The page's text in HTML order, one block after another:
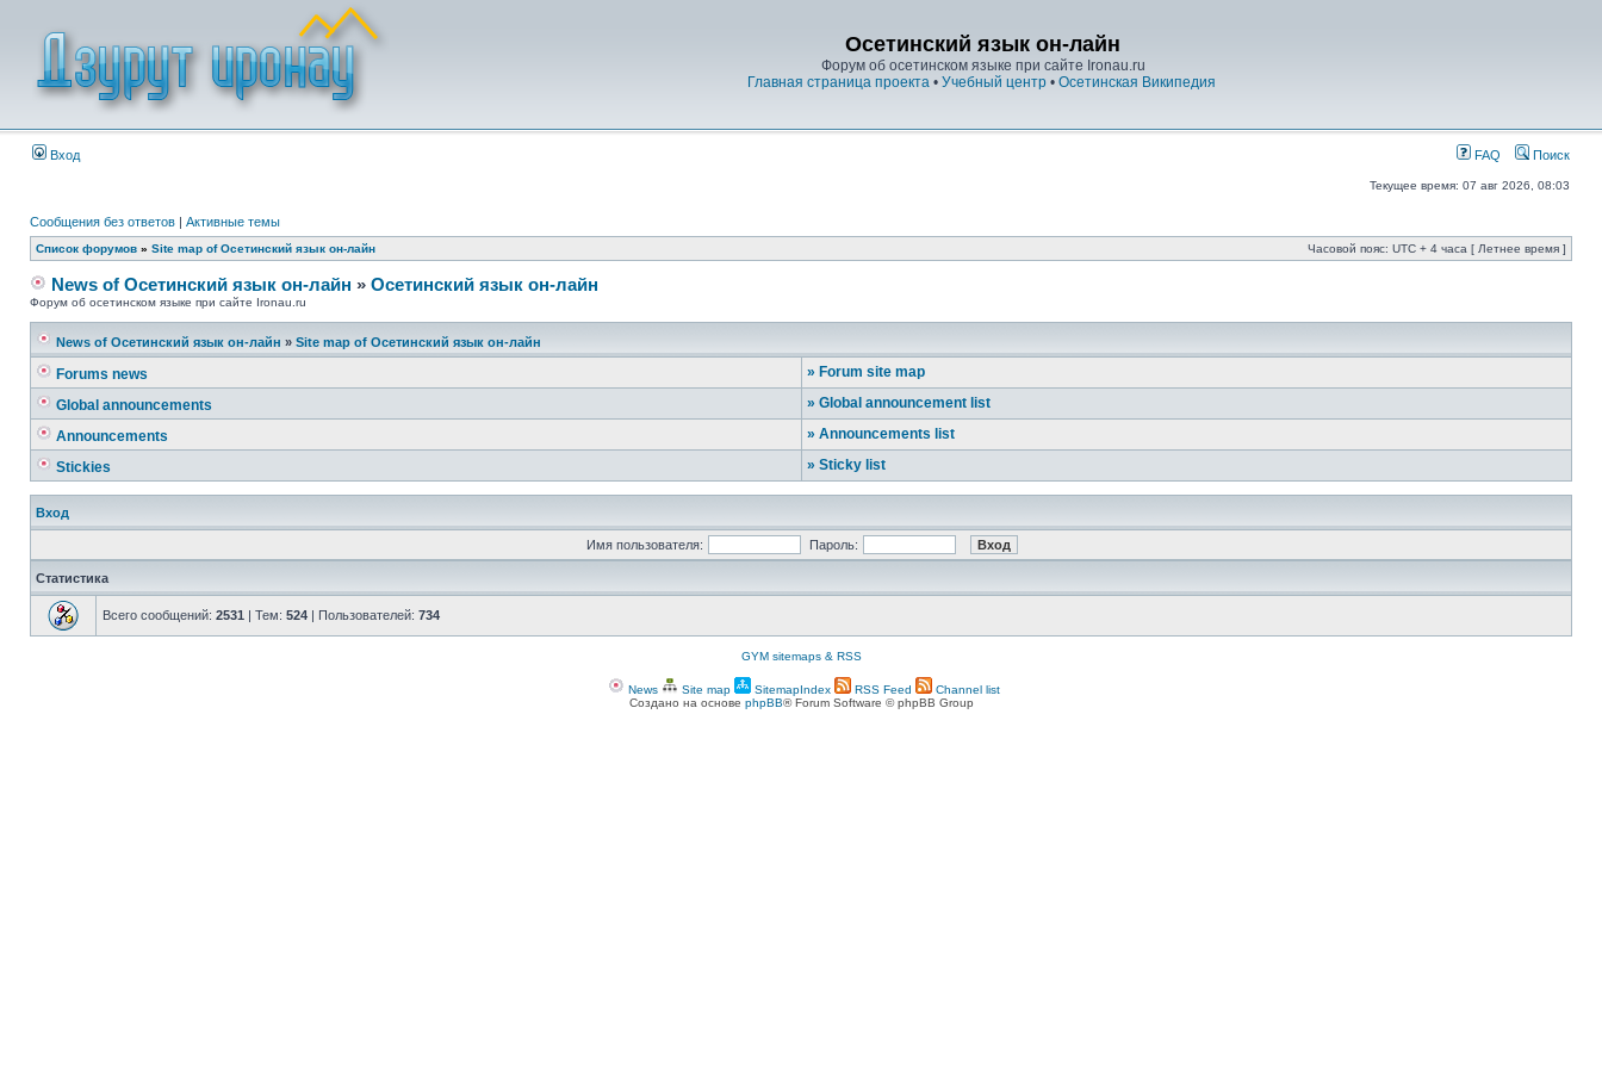
Осетинский язык он-лайн
Форум об осетинском языке при сайте Ironau.ru
Главная страница проекта • Учебный центр • Осетинская Википедия
Вход FAQ Поиск
Текущее время: 07 авг 2026, 08:03
Сообщения без ответов | Активные темы
Список форумов » Site map of Осетинский язык он-лайн Часовой пояс: UTC + 4 часа [ Летнее время ]
News of Осетинский язык он-лайн » Осетинский язык он-лайн
Форум об осетинском языке при сайте Ironau.ru
News of Осетинский язык он-лайн » Site map of Осетинский язык он-лайн
Forums news » Forum site map
Global announcements
» Global announcement list
Announcements
» Announcements list
Stickies
» Sticky list
Вход
Имя пользователя: Пароль:
Статистика
Всего сообщений: 2531 | Тем: 524 | Пользователей: 734
GYM sitemaps & RSS
News Site map SitemapIndex RSS Feed
Channel list
Создано на основе phpBB® Forum Software © phpBB Group